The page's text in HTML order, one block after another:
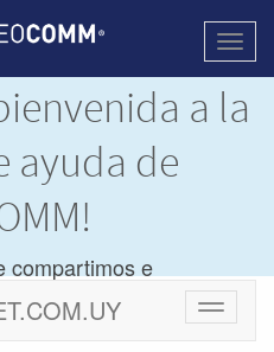
a la
ayuda de
compartimos e
de los
COMM.
Cambiar